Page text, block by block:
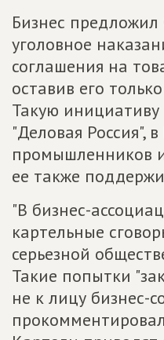
Бизнес
уголовное
соглашения на
оставив его
Такую
"Деловая Россия",
промышленников
ее также
"В бизнес-
картельные
серьезной
Такие попытки
не к лицу бизнес-